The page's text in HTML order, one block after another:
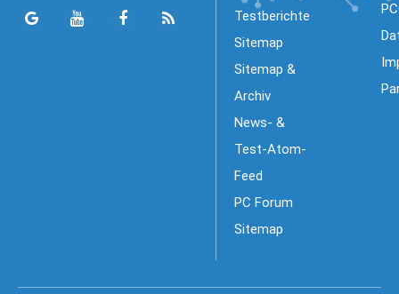
Testberichte
Sitemap
Sitemap &
Archiv
News- &
Test-Atom-
Feed
PC Forum
Sitemap